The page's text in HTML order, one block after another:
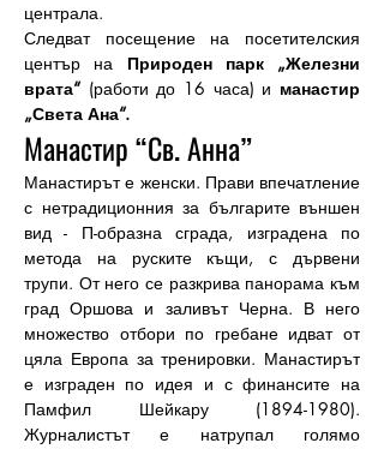
централа.
Следват посещение на посетителския
център на Природен парк „Железни
врата“ (работи до 16 часа) и манастир
„Света Ана“.
Манастир “Св. Анна”
Манастирът е женски. Прави впечатление
с нетрадиционния за българите външен
вид - П-образна сграда, изградена по
метода на руските къщи, с дървени
трупи. От него се разкрива панорама към
град Оршова и заливът Черна. В него
множество отбори по гребане идват от
цяла Европа за тренировки. Манастирът
е изграден по идея и с финансите на
Памфил Шейкару (1894-1980).
Журналистът е натрупал голямо